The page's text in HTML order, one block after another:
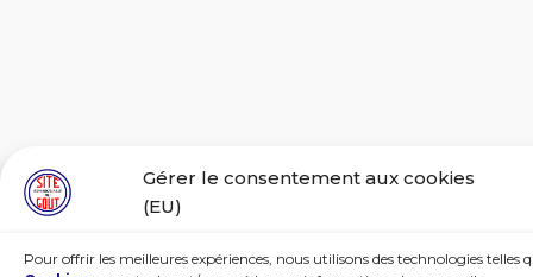
Gérer le consentement aux cookies
(EU)
Pour offrir les meilleures expériences, nous utilisons des technologies telles